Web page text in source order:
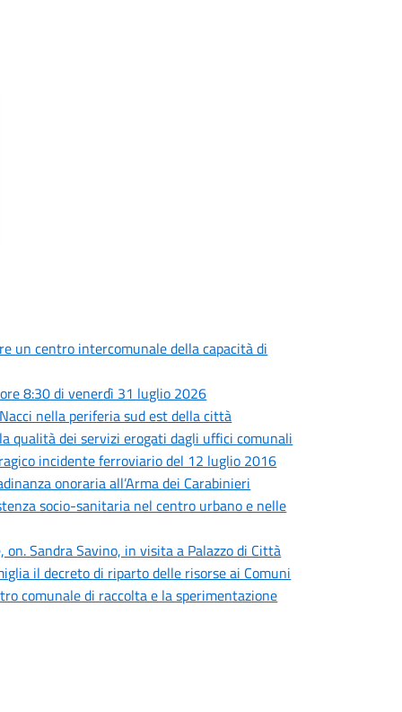
un centro intercomunale della capacità di
8:30 di venerdì 31 luglio 2026
nella periferia sud est della città
qualità dei servizi erogati dagli uffici comunali
incidente ferroviario del 12 luglio 2016
onoraria all’Arma dei Carabinieri
socio-sanitaria nel centro urbano e nelle
Sandra Savino, in visita a Palazzo di Città
il decreto di riparto delle risorse ai Comuni
comunale di raccolta e la sperimentazione